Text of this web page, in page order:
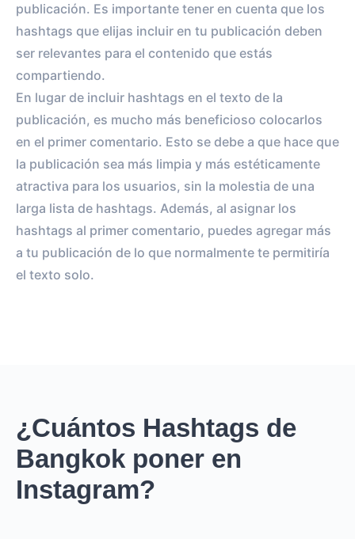
publicación. Es importante tener en cuenta que los
hashtags que elijas incluir en tu publicación deben
ser relevantes para el contenido que estás
compartiendo.
En lugar de incluir hashtags en el texto de la
publicación, es mucho más beneficioso colocarlos
en el primer comentario. Esto se debe a que hace que
la publicación sea más limpia y más estéticamente
atractiva para los usuarios, sin la molestia de una
larga lista de hashtags. Además, al asignar los
hashtags al primer comentario, puedes agregar más
a tu publicación de lo que normalmente te permitiría
el texto solo.
¿Cuántos Hashtags de
Bangkok poner en
Instagram?